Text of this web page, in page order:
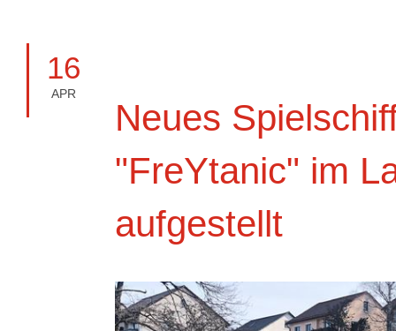
16
APR
Neues
"FreYtanic" im
aufgestellt